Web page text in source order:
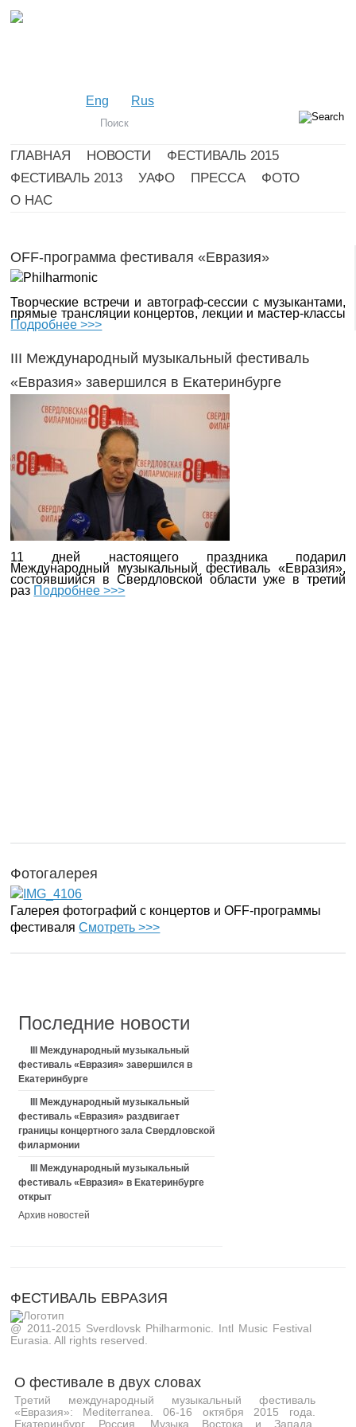
Eng Rus
ГЛАВНАЯ НОВОСТИ
ФЕСТИВАЛЬ 2015
ФЕСТИВАЛЬ 2013
УАФО ПРЕССА
ФОТО
О НАС
OFF-программа фестиваля «Евразия»
Творческие встречи и автограф-сессии с музыкантами,
прямые трансляции концертов, лекции и мастер-классы
Подробнее >>>
III Международный музыкальный фестиваль
«Евразия» завершился в Екатеринбурге
11 дней настоящего праздника подарил
Международный музыкальный фестиваль «Евразия»,
состоявшийся в Свердловской области уже в третий
раз Подробнее >>>
Фотогалерея
Галерея фотографий с концертов и OFF-программы
фестиваляСмотреть >>>
Последние новости
III Международный музыкальный
фестиваль «Евразия» завершился в
Екатеринбурге
III Международный музыкальный
фестиваль «Евразия» раздвигает
границы концертного зала Свердловской
филармонии
III Международный музыкальный
фестиваль «Евразия» в Екатеринбурге
открыт
Архив новостей
ФЕСТИВАЛЬ ЕВРАЗИЯ
@ 2011-2015 Sverdlovsk Philharmonic. Intl Music Festival
Eurasia. All rights reserved.
О фестивале в двух словах
Третий международный музыкальный фестиваль
«Евразия»: Mediterranea. 06-16 октября 2015 года.
Екатеринбург, Россия. Музыка Востока и Запада,